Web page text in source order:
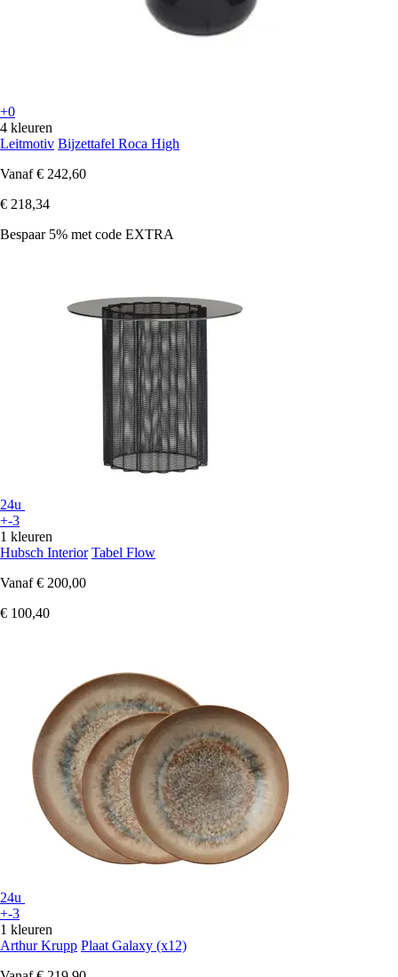
+0
4 kleuren
Leitmotiv Bijzettafel Roca High
Vanaf € 242,60
€ 218,34
Bespaar 5% met code EXTRA
24u
+-3
1 kleuren
Hubsch Interior Tabel Flow
Vanaf € 200,00
€ 100,40
24u
+-3
1 kleuren
Arthur Krupp Plaat Galaxy (x12)